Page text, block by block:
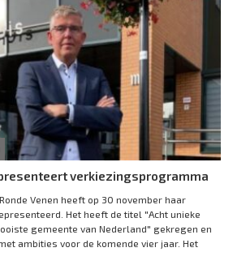
verkiezingsprogramma
Venen heeft op 30 november haar
Het heeft de titel "Acht unieke
gemeente van Nederland" gekregen en
ambities voor de komende vier jaar. Het